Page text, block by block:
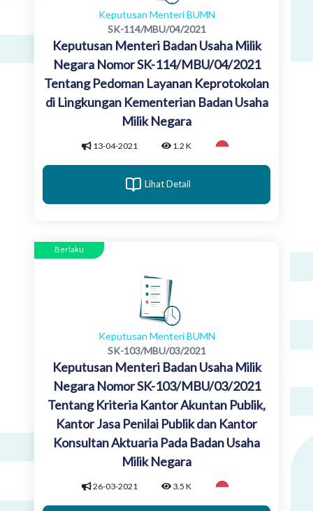
Keputusan Menteri BUMN
SK-114/MBU/04/2021
Keputusan Menteri Badan Usaha Milik
Negara Nomor SK-114/MBU/04/2021
Tentang Pedoman Layanan Keprotokolan
di Lingkungan Kementerian Badan Usaha
Milik Negara
13-04-2021 1.2 K
Lihat Detail
Berlaku
Keputusan Menteri BUMN
SK-103/MBU/03/2021
Keputusan Menteri Badan Usaha Milik
Negara Nomor SK-103/MBU/03/2021
Tentang Kriteria Kantor Akuntan Publik,
Kantor Jasa Penilai Publik dan Kantor
Konsultan Aktuaria Pada Badan Usaha
Milik Negara
26-03-2021 3.5 K